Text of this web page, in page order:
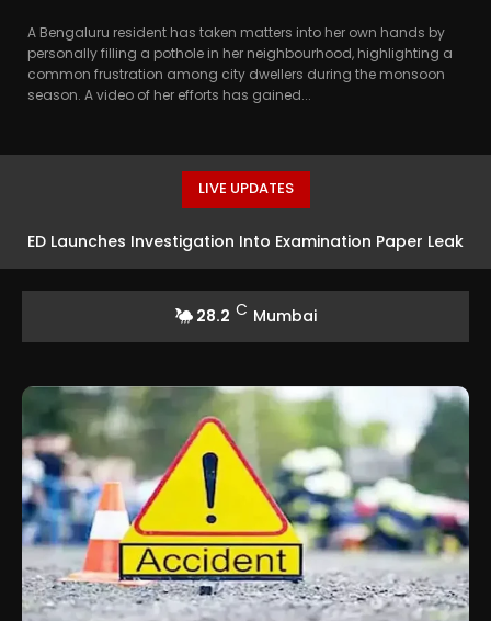
A Bengaluru resident has taken matters into her own hands by
personally filling a pothole in her neighbourhood, highlighting a
common frustration among city dwellers during the monsoon
season. A video of her efforts has gained...
LIVE UPDATES
ED Launches Investigation Into Examination Paper Leak
28.2 C Mumbai